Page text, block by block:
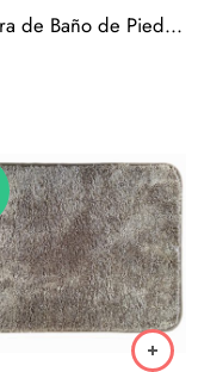
Alfombra de Baño de Piedra Diatomita. Tapete Antideslizante de Secado Rápido y Alta Absorción – Gris